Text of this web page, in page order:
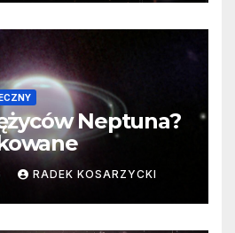
Neptuna?
RADEK KOSARZYCKI